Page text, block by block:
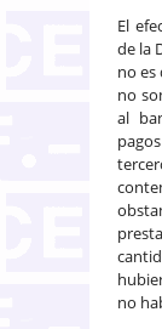
El
de la
no
no
al
no